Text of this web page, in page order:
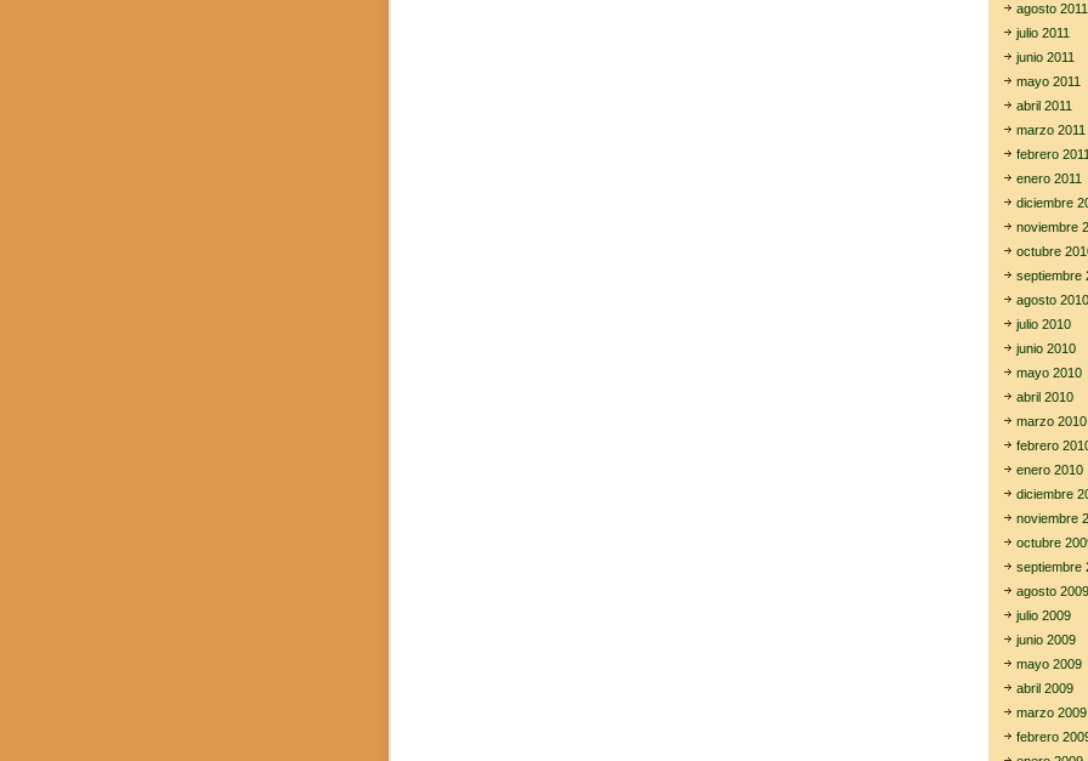
agosto 2011
julio 2011
junio 2011
mayo 2011
abril 2011
marzo 2011
febrero 2011
enero 2011
diciembre
noviembre
octubre
septiembre
agosto 2010
julio 2010
junio 2010
mayo 2010
abril 2010
marzo 2010
febrero
enero 2010
diciembre
noviembre
octubre
septiembre
agosto 2009
julio 2009
junio 2009
mayo 2009
abril 2009
marzo 2009
febrero